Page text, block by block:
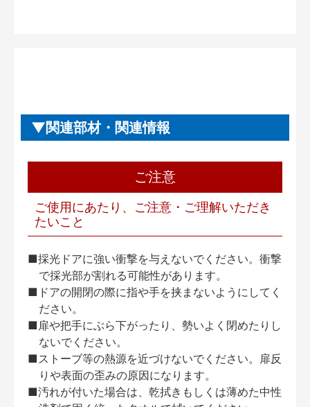
関連部材・関連情報
ご注意
ご使用にあたり、ご注意・ご理解いただき
たいこと
■採光ドアに強い衝撃を与えないでください。衝撃
で採光部が割れる可能性があります。
■ドアの開閉の際に指や手を挟まないようにしてく
ださい。
■扉や把手にぶら下がったり、勢いよく閉めたりし
ないでください。
■ストーブ等の熱源を近づけないでください。扉反
りや表面の歪みの原因になります。
■汚れが付いた場合は、乾拭きもしくは薄めた中性